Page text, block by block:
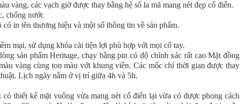
vàng, các vạch giờ được thay bằng hệ số la mã mang nét đẹp cổ điển.
có in tên thương hiệu và một số thông tin về sản phẩm.
mại, sử dụng khóa cài tiện lợi phù hợp với mọi cổ tay.
sản phẩm Heritage, chạy bằng pin có độ chính xác rất cao Mặt đồng
vàng cùng ton màu với khung viền. Các mốc chỉ thời gian được thay
Lịch ngày nằm ở vị trí giữa 4h và 5h.
có thiết kế mặt vuông vừa mang nét cổ điển lại vừa có được phong cách